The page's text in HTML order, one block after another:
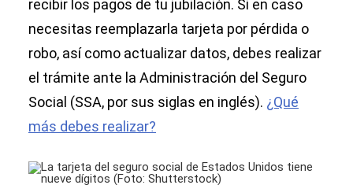
recibir los pagos de tu jubilación. Si en caso
necesitas reemplazarla tarjeta por pérdida o
robo, así como actualizar datos, debes realizar
el trámite ante la Administración del Seguro
Social (SSA, por sus siglas en inglés). ¿Qué
más debes realizar?